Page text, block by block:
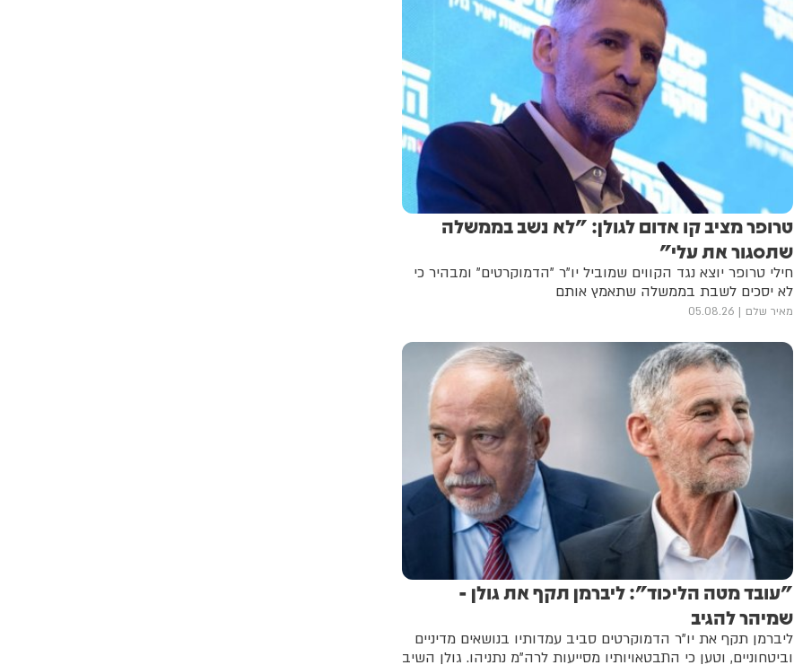
טרופר מציב קו אדום לגולן: "לא נשב בממשלה
שתסגור את עלי"
חילי טרופר יוצא נגד הקווים שמוביל יו"ר "הדמוקרטים" ומבהיר כי
לא יסכים לשבת בממשלה שתאמץ אותם
מאיר שלם 05.08.26
"עובד מטה הליכוד": ליברמן תקף את גולן -
שמיהר להגיב
ליברמן תקף את יו"ר הדמוקרטים סביב עמדותיו בנושאים מדיניים
וביטחוניים, וטען כי התבטאויותיו מסייעות לרה"מ נתניהו. גולן השיב